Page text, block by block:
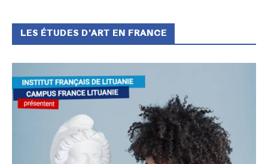
LES ÉTUDES D’ART EN FRANCE